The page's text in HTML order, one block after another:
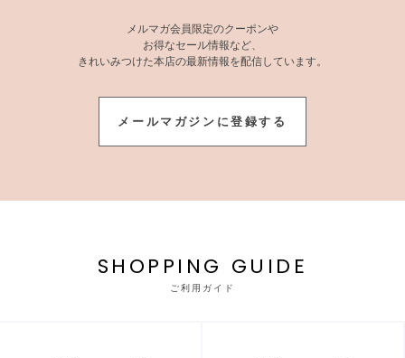
メルマガ会員限定のクーポンや
お得なセール情報など、
きれいみつけた本店の最新情報を配信しています。
メールマガジンに登録する
SHOPPING GUIDE
ご利用ガイド